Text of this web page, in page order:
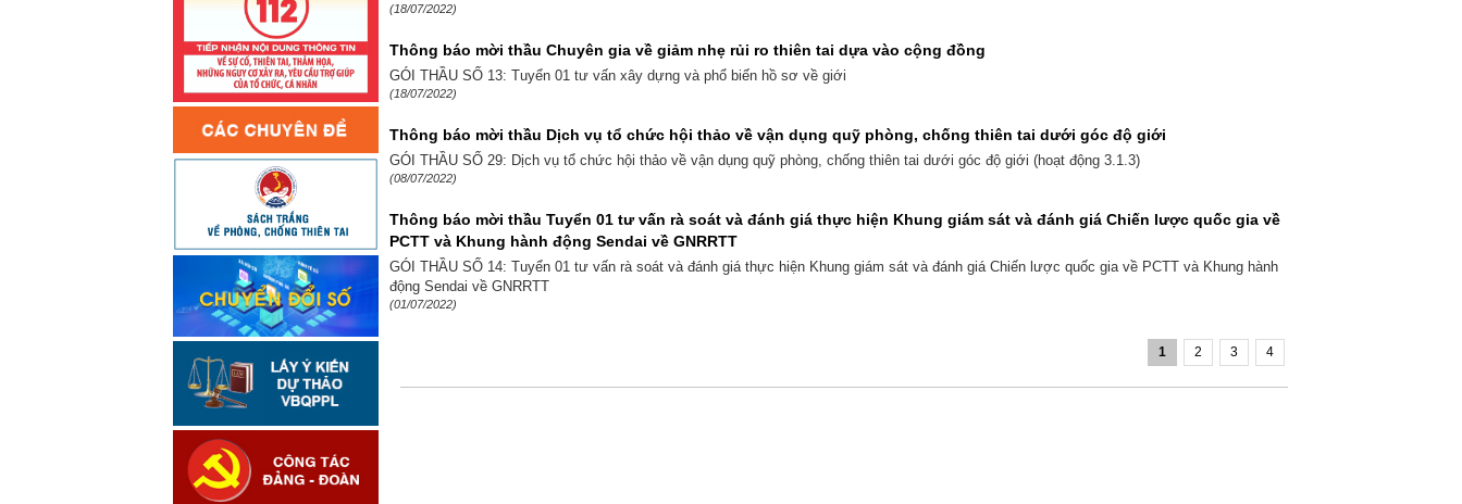
(18/07/2022)
Thông báo mời thầu Chuyên gia về giảm nhẹ rủi ro thiên tai dựa vào cộng đồng
GÓI THẦU SỐ 13: Tuyển 01 tư vấn xây dựng và phổ biến hồ sơ về giới
(18/07/2022)
Thông báo mời thầu Dịch vụ tổ chức hội thảo về vận dụng quỹ phòng, chống thiên tai dưới góc độ giới
GÓI THẦU SỐ 29: Dịch vụ tổ chức hội thảo về vận dụng quỹ phòng, chống thiên tai dưới góc độ giới (hoạt động 3.1.3)
(08/07/2022)
Thông báo mời thầu Tuyển 01 tư vấn rà soát và đánh giá thực hiện Khung giám sát và đánh giá Chiến lược quốc gia về
PCTT và Khung hành động Sendai về GNRRTT
GÓI THẦU SỐ 14: Tuyển 01 tư vấn rà soát và đánh giá thực hiện Khung giám sát và đánh giá Chiến lược quốc gia về PCTT và Khung hành
động Sendai về GNRRTT
(01/07/2022)
1 2 3 4